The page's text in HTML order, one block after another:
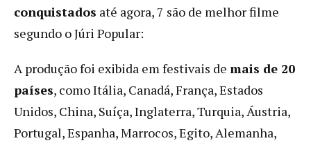
conquistados até agora, 7 são de melhor filme
segundo o Júri Popular:
A produção foi exibida em festivais de mais de 20
países, como Itália, Canadá, França, Estados
Unidos, China, Suíça, Inglaterra, Turquia, Áustria,
Portugal, Espanha, Marrocos, Egito, Alemanha,